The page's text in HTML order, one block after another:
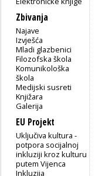
Zbivanja
Najave
Izvješća
Mladi glazbenici
Filozofska škola
Komunikološka
škola
Medijski susreti
Knjižara
Galerija
EU Projekt
Uključiva kultura -
potpora socijalnoj
inkluziji kroz kulturu
putem Vijenca
Inkluzija